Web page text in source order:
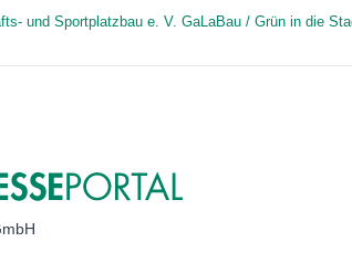
und Sportplatzbau e. V. GaLaBau / Grün in die